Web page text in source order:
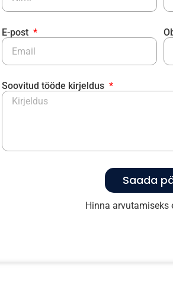
E-post
Soovitud tööde kirjeldus
Saada
Hinna arvutamiseks